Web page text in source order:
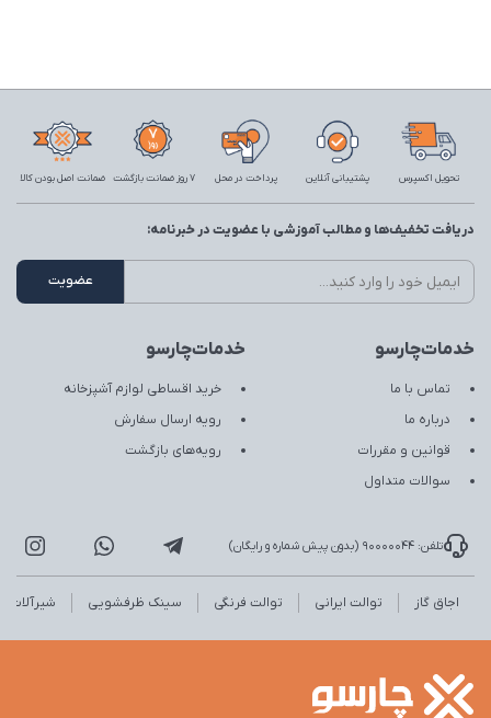
تحویل اکسپرس پشتیبانی آنلاین پرداخت در محل 7 روز ضمانت بازگشت ضمانت اصل بودن کالا
خدمات‌چارسو
تماس با ما
درباره ما
قوانین و مقررات
سوالات متداول
خدمات‌چارسو
خرید اقساطی لوازم آشپزخانه
رویه ارسال سفارش
رویه‌های بازگشت
دریافت تخفیف‌ها و مطالب آموزشی با عضویت در خبرنامه:
تلفن: 90000044 (بدون پیش شماره و رایگان)
اجاق گاز توالت ایرانی توالت فرنگی سینک ظرفشویی شیرآلات